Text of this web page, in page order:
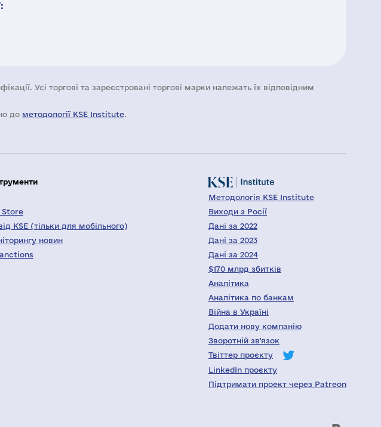
Усі торгові та зареєстровані торгові марки належать їх відповідним
до методології KSE Institute.
Store
KSE (тільки для мобільного)
новин
Методологія KSE Institute
Виходи з Росії
Дані за 2022
Дані за 2023
Дані за 2024
$170 млрд збитків
Аналітика
Аналітика по банкам
Війна в Україні
Додати нову компанію
Зворотній зв'язок
Твіттер проєкту
LinkedIn проєкту
Підтримати проект через Patreon